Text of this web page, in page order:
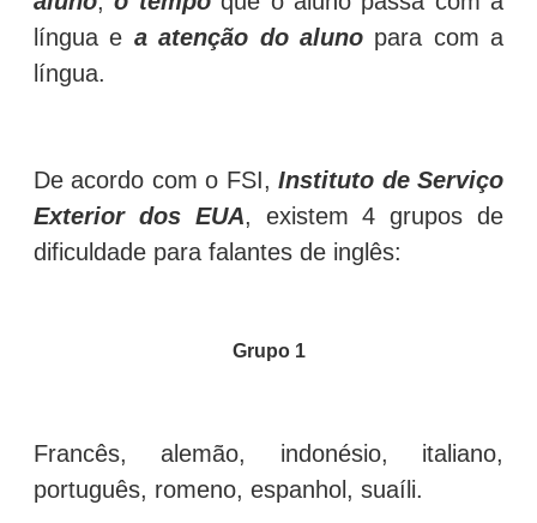
língua e a atenção do alunopara com a
língua.
De acordo com o FSI, Instituto de Serviço
Exterior dos EUA, existem 4 grupos de
dificuldade para falantes de inglês:
Grupo 1
Francês, alemão, indonésio, italiano,
português, romeno, espanhol, suaíli.